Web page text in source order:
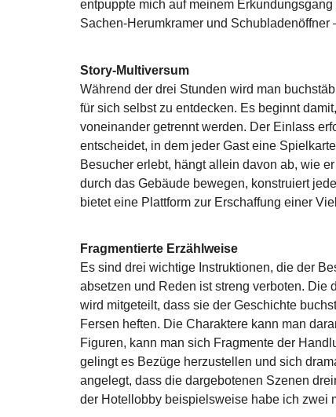
entpuppte mich auf meinem
Sachen-Herumkramer und
Story-Multiversum
Während der drei Stunden wird man
für sich selbst zu entdecken. Es beginnt
voneinander getrennt werden. Der Einlass
entscheidet, in dem jeder Gast eine
Besucher erlebt, hängt allein davon ab, wie
durch das Gebäude bewegen, konstruiert
bietet eine Plattform zur Erschaffung einer
Fragmentierte Erzählweise
Es sind drei wichtige Instruktionen, die der
absetzen und Reden ist streng verboten. Die
wird mitgeteilt, dass sie der Geschichte
Fersen heften. Die Charaktere kann man
Figuren, kann man sich Fragmente der
gelingt es Bezüge herzustellen und sich
angelegt, dass die dargebotenen Szenen
der Hotellobby beispielsweise habe ich zwei